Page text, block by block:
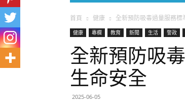
首頁 健康 全新預防吸毒過量服務
健康 專欄 教育 新聞 生活 警政
全新預防吸
生命安全
2025-06-05